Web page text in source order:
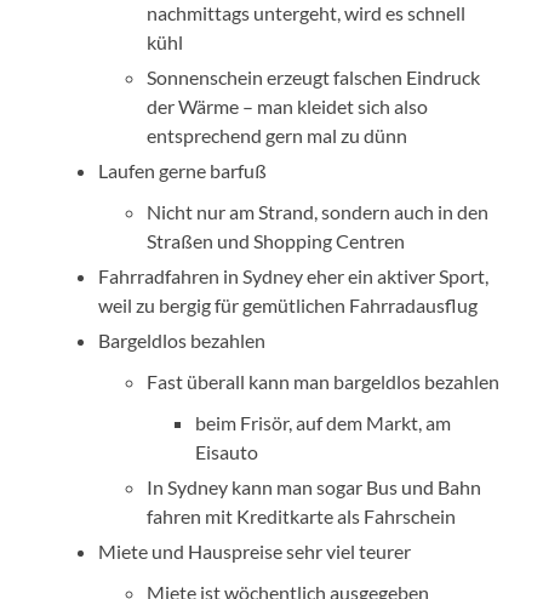
nachmittags untergeht, wird es schnell
kühl
Sonnenschein erzeugt falschen Eindruck
der Wärme – man kleidet sich also
entsprechend gern mal zu dünn
Laufen gerne barfuß
Nicht nur am Strand, sondern auch in den
Straßen und Shopping Centren
Fahrradfahren in Sydney eher ein aktiver Sport,
weil zu bergig für gemütlichen Fahrradausflug
Bargeldlos bezahlen
Fast überall kann man bargeldlos bezahlen
beim Frisör, auf dem Markt, am
Eisauto
In Sydney kann man sogar Bus und Bahn
fahren mit Kreditkarte als Fahrschein
Miete und Hauspreise sehr viel teurer
Miete ist wöchentlich ausgegeben